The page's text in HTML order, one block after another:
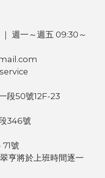
週一～週五 09:30～
段50號12F-23
346號
亨北路 71號
亨將於上班時間逐一